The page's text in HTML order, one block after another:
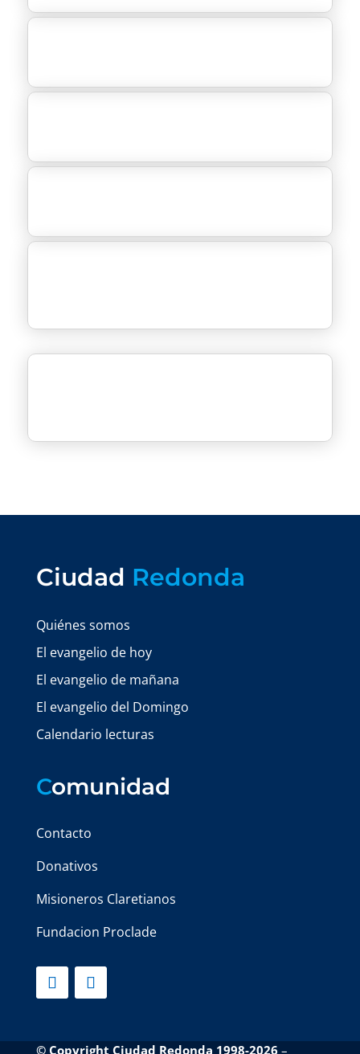
Ciudad Redonda
Quiénes somos
El evangelio de hoy
El evangelio de mañana
El evangelio del Domingo
Calendario lecturas
Comunidad
Contacto
Donativos
Misioneros Claretianos
Fundacion Proclade
© Copyright Ciudad Redonda 1998-2026 –